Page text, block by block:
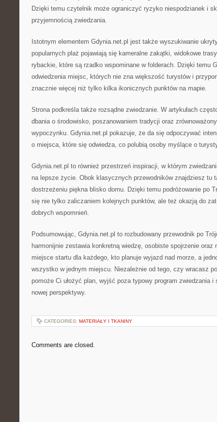
Dzięki temu czytelnik może ograniczyć ryzyko niespodzianek i
przyjemnością zwiedzania.
Istotnym elementem Gdynia.net.pl jest także wyszukiwanie
popularnych plaż pojawiają się kameralne zakątki, widokowe
rybackie, które są rzadko wspominane w folderach. Dzięki temu
odwiedzenia miejsc, których nie zna większość turystów i
znacznie więcej niż tylko kilka ikonicznych punktów na mapie.
Strona podkreśla także rozsądne zwiedzanie. W artykułach
dbania o środowisko, poszanowaniem tradycji oraz
wypoczynku. Gdynia.net.pl pokazuje, że da się odpoczywać
o miejsca, które się odwiedza, co polubią osoby myślące o
Gdynia.net.pl to również przestrzeń inspiracji, w którym
na lepsze życie. Obok klasycznych przewodników znajdziesz tu
dostrzeżeniu piękna blisko domu. Dzięki temu podróżowanie po
się nie tylko zaliczaniem kolejnych punktów, ale też okazją do
dobrych wspomnień.
Podsumowując, Gdynia.net.pl to rozbudowany przewodnik po
harmonijnie zestawia konkretną wiedzę, osobiste spojrzenie oraz
miejsce startu dla każdego, kto planuje wyjazd nad morze, a
wszystko w jednym miejscu. Niezależnie od tego, czy wracasz
pomoże Ci ułożyć plan, wyjść poza typowy program zwiedzania
nowej perspektywy.
CATEGORIES: MATERIAŁY I TKANINY
Comments are closed.